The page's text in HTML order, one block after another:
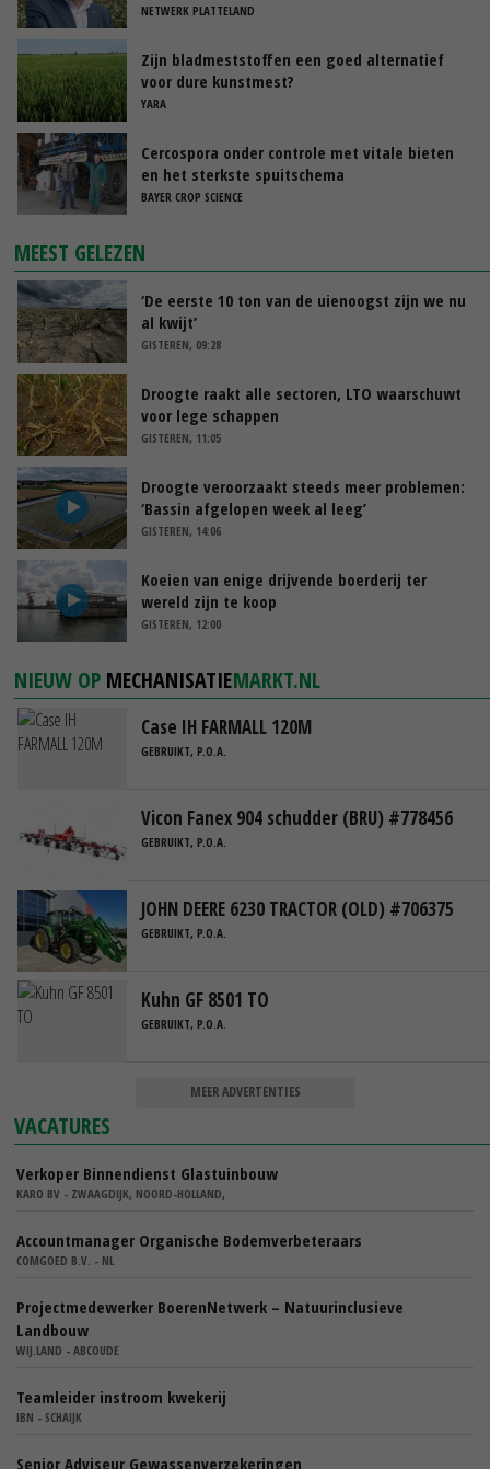
NETWERK PLATTELAND
Zijn bladmeststoffen een goed alternatief
voor dure kunstmest?
YARA
Cercospora onder controle met vitale bieten
en het sterkste spuitschema
BAYER CROP SCIENCE
MEEST GELEZEN
‘De eerste 10 ton van de uienoogst zijn we nu
al kwijt’
GISTEREN, 09:28
Droogte raakt alle sectoren, LTO waarschuwt
voor lege schappen
GISTEREN, 11:05
Droogte veroorzaakt steeds meer problemen:
‘Bassin afgelopen week al leeg’
GISTEREN, 14:06
Koeien van enige drijvende boerderij ter
wereld zijn te koop
GISTEREN, 12:00
NIEUW OP MECHANISATIEMARKT.NL
Case IH FARMALL 120M
GEBRUIKT, P.O.A.
Vicon Fanex 904 schudder (BRU) #778456
GEBRUIKT, P.O.A.
JOHN DEERE 6230 TRACTOR (OLD) #706375
GEBRUIKT, P.O.A.
Kuhn GF 8501 TO
GEBRUIKT, P.O.A.
MEER ADVERTENTIES
VACATURES
Verkoper Binnendienst Glastuinbouw
KARO BV - ZWAAGDIJK, NOORD-HOLLAND,
Accountmanager Organische Bodemverbeteraars
COMGOED B.V. - NL
Projectmedewerker BoerenNetwerk – Natuurinclusieve
Landbouw
WIJ.LAND - ABCOUDE
Teamleider instroom kwekerij
IBN - SCHAIJK
Senior Adviseur Gewassenverzekeringen